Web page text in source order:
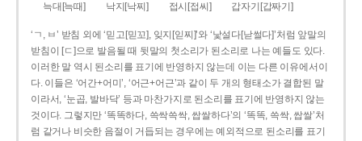
늑대[늑때] 낙지[낙찌] 접시[접씨] 갑자기[갑짜기]
‘ㄱ, ㅂ’ 받침 외에 ‘믿고[믿꼬], 잊지[읻찌]’와 ‘낯설다[낟썰다]’처럼 앞말의
받침이 [ㄷ]으로 발음될 때 뒷말의 첫소리가 된소리로 나는 예들도 있다.
이러한 말 역시 된소리를 표기에 반영하지 않는데 이는 다른 이유에서이
다. 이들은 ‘어간+어미’, ‘어근+어근’과 같이 두 개의 형태소가 결합된 말
이라서, ‘눈곱, 발바닥’ 등과 마찬가지로 된소리를 표기에 반영하지 않는
것이다. 그렇지만 ‘똑똑하다, 쓱싹쓱싹, 쌉쌀하다’의 ‘똑똑, 쓱싹, 쌉쌀’처
럼 같거나 비슷한 음절이 거듭되는 경우에는 예외적으로 된소리를 표기